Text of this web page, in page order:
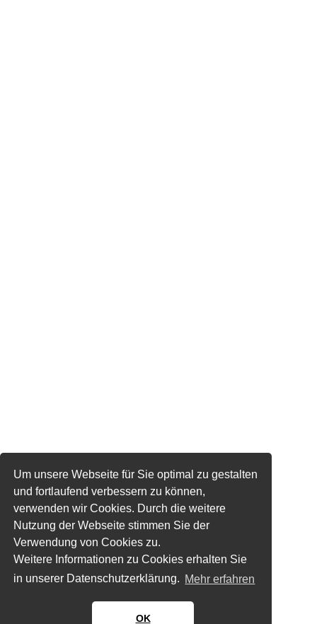
Um unsere Webseite für Sie optimal zu gestalten
und fortlaufend verbessern zu können,
verwenden wir Cookies. Durch die weitere
Nutzung der Webseite stimmen Sie der
Verwendung von Cookies zu.
Weitere Informationen zu Cookies erhalten Sie
in unserer Datenschutzerklärung. Mehr erfahren
OK